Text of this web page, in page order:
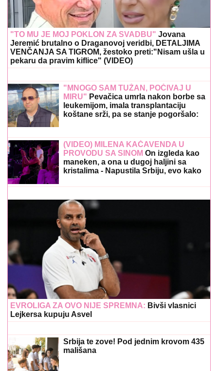
"TO MU JE MOJ POKLON ZA SVADBU" Jovana
Jeremić brutalno o Draganovoj veridbi, DETALJIMA
VENČANJA SA TIGROM, žestoko preti:"Nisam ušla u
pekaru da pravim kiflice" (VIDEO)
"MNOGO SAM TUŽAN, POČIVAJ U
MIRU" Pevačica umrla nakon borbe sa
leukemijom, imala transplantaciju
koštane srži, pa se stanje pogoršalo:
(VIDEO) MILENA KAČAVENDA U
PROVODU SA SINOM On izgleda kao
maneken, a ona u dugoj haljini sa
kristalima - Napustila Srbiju, evo kako
EVROLIGA ZA OVO NIJE SPREMNA: Bivši vlasnici
Lejkersa kupuju Asvel
Srbija te zove! Pod jednim krovom 435
mališana